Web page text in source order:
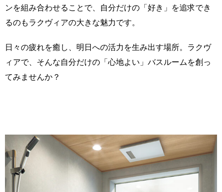
ンを組み合わせることで、自分だけの「好き」を追求でき
るのもラクヴィアの大きな魅力です。
日々の疲れを癒し、明日への活力を生み出す場所。ラクヴ
ィアで、そんな自分だけの「心地よい」バスルームを創っ
てみませんか？